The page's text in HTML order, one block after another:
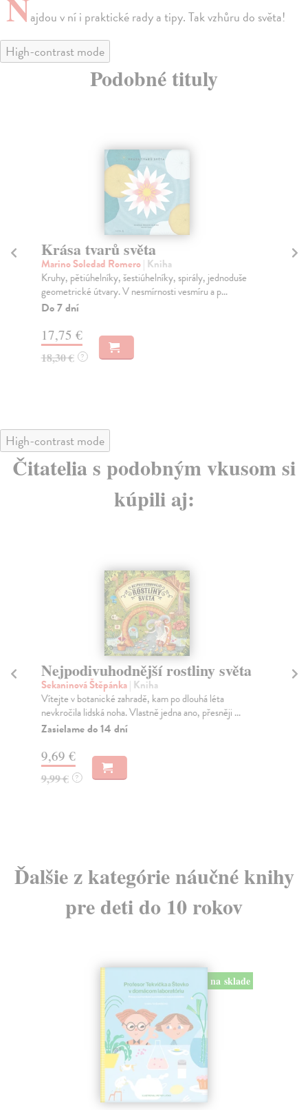
ajdou v ní i praktické rady a tipy. Tak vzhůru do světa!
High-contrast mode
Podobné tituly
Krása tvarů světa
Marino Soledad Romero| Kniha
Kruhy, pětiúhelníky, šestiúhelníky, spirály, jednoduše
geometrické útvary. V nesmírnosti vesmíru a p...
Do 7 dní
17,75 €
18,30 € ?
High-contrast mode
Čitatelia s podobným vkusom si
kúpili aj:
Nejpodivuhodnější rostliny světa
Sekaninová Štěpánka| Kniha
Vítejte v botanické zahradě, kam po dlouhá léta
nevkročila lidská noha. Vlastně jedna ano, přesněji ...
Zasielame do 14 dní
9,69 €
9,99 € ?
Ďalšie z kategórie náučné knihy
pre deti do 10 rokov
na sklade